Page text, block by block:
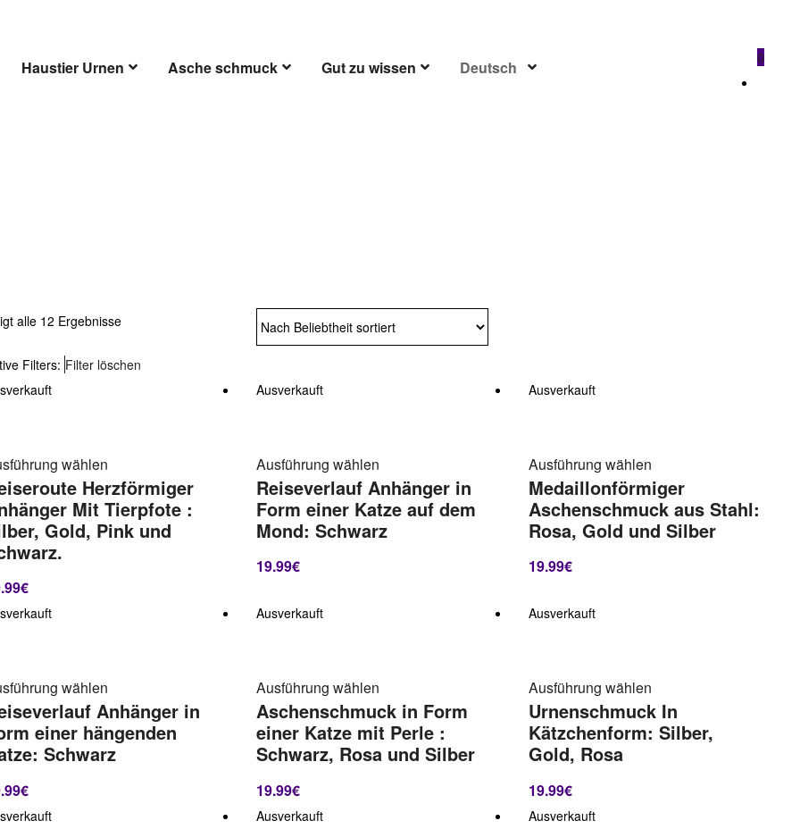
Haustier Urnen Asche schmuck Gut zu wissen Deutsch
0
alle 12 Ergebnisse
Filters: Filter löschen
wählen
Herzförmiger
Mit Tierpfote :
Gold, Pink und
€
Ausverkauft
Ausführung wählen
Reiseverlauf Anhänger in
Form einer Katze auf dem
Mond: Schwarz
19.99€
Ausverkauft
Ausführung wählen
Medaillonförmiger
Aschenschmuck aus Stahl:
Rosa, Gold und Silber
19.99€
wählen
Anhänger in
einer hängenden
Schwarz
€
Ausverkauft
Ausführung wählen
Aschenschmuck in Form
einer Katze mit Perle :
Schwarz, Rosa und Silber
19.99€
Ausverkauft
Ausführung wählen
Urnenschmuck In
Kätzchenform: Silber,
Gold, Rosa
19.99€
Ausverkauft Ausverkauft